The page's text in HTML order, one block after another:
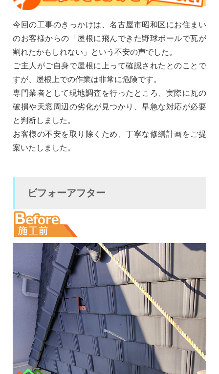
今回の工事のきっかけは、名古屋市昭和区にお住まい
のお客様からの「屋根に飛んできた野球ボールで瓦が
割れたかもしれない」という不安の声でした。
ご主人がご自身で屋根に上って確認されたとのことで
すが、屋根上での作業は非常に危険です。
専門業者として現地調査を行ったところ、実際に瓦の
破損や天窓周辺の劣化が見つかり、早急な対応が必要
と判断しました。
お客様の不安を取り除くため、丁寧な修繕計画をご提
案いたしました。
ビフォーアフター